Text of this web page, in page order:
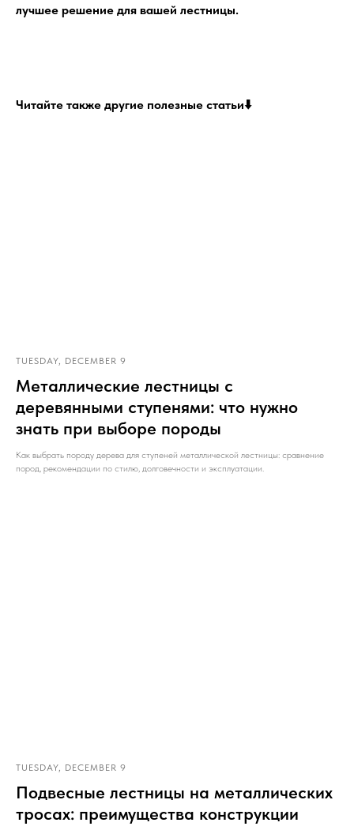
лучшее решение для вашей лестницы.
Читайте также другие полезные статьи⬇️
TUESDAY, DECEMBER 9
Металлические лестницы с
деревянными ступенями: что нужно
знать при выборе породы
Как выбрать породу дерева для ступеней металлической лестницы: сравнение
пород, рекомендации по стилю, долговечности и эксплуатации.
TUESDAY, DECEMBER 9
Подвесные лестницы на металлических
тросах: преимущества конструкции